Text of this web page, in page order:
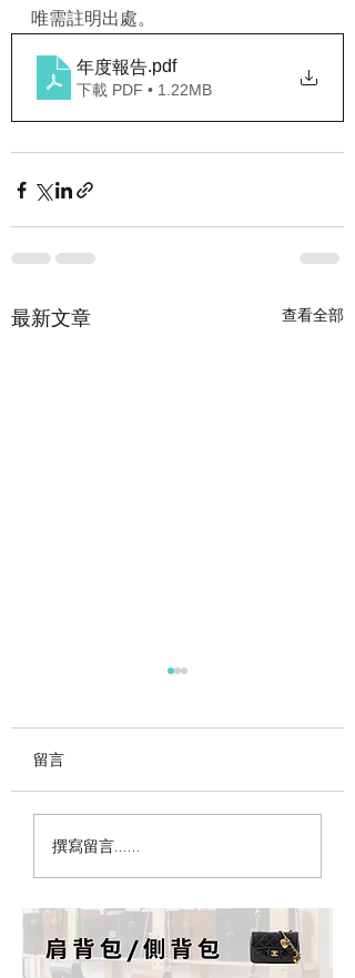
唯需註明出處。
年度報告.pdf
下載 PDF • 1.22MB
最新文章 查看全部
為什麼女生永遠缺一顆
留言
撰寫留言......